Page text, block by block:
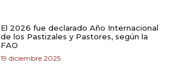
El 2026 fue declarado Año Internacional
de los Pastizales y Pastores, según la
FAO
19 diciembre 2025